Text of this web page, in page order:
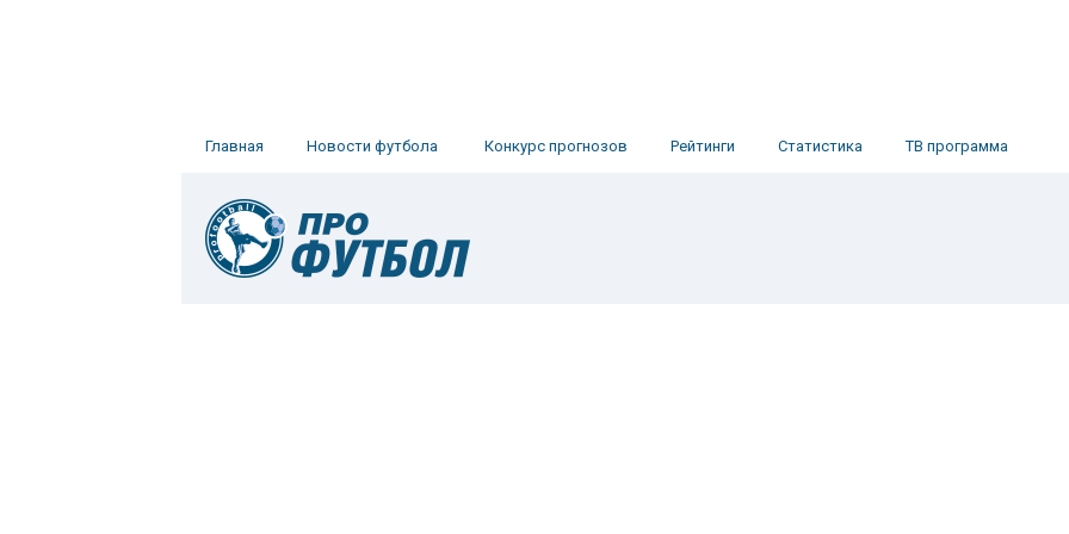
Главная Новости футбола Конкурс прогнозов Рейтинги Статистика ТВ программа